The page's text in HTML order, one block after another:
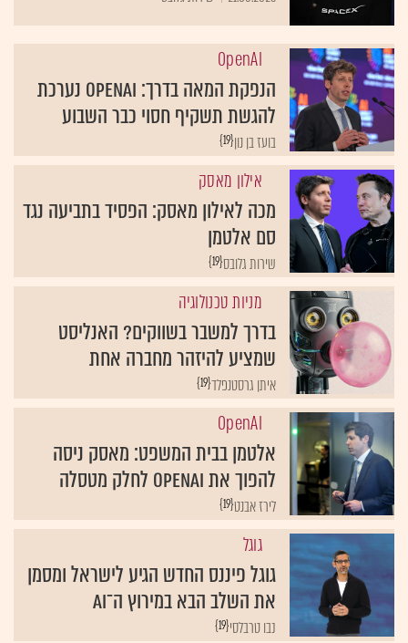
OpenAI
הנפקת המאה בדרך: OpenAI נערכת
להגשת תשקיף חסוי כבר השבוע
{19}בועז בן נון
אילון מאסק
מכה לאילון מאסק: הפסיד בתביעה נגד
סם אלטמן
{19}שירות גלובס
מניות טכנולוגיה
בדרך למשבר בשווקים? האנליסט
שמציע להיזהר מחברה אחת
{19}איתן גרסטנפלד
OpenAI
אלטמן בבית המשפט: מאסק ניסה
להפוך את OpenAI לחלק מטסלה
{19}לירז אבנט
גוגל
גוגל פיננס החדש הגיע לישראל ומסמן
את השלב הבא במירוץ ה־AI
{19}נבו טרבלסי